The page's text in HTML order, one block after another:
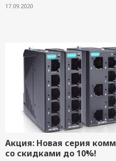
17.09.2020
Акция: Новая серия
со скидками до 10%!